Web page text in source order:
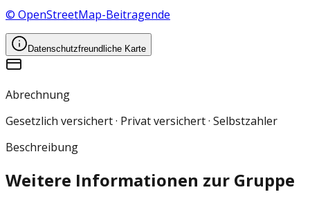
© OpenStreetMap-Beitragende
Datenschutzfreundliche Karte
Abrechnung
Gesetzlich versichert · Privat versichert · Selbstzahler
Beschreibung
Weitere Informationen zur Gruppe